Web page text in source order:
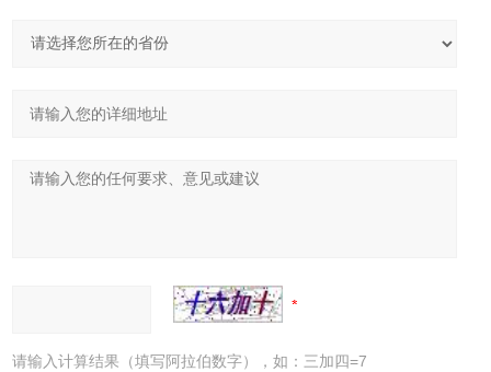
请输入计算结果（填写阿拉伯数字），如：三加四=7